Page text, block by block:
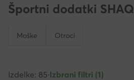
Športni dodatki SHAQ
Moške Otroci
Izdelke: 85·Izbrani filtri (1)